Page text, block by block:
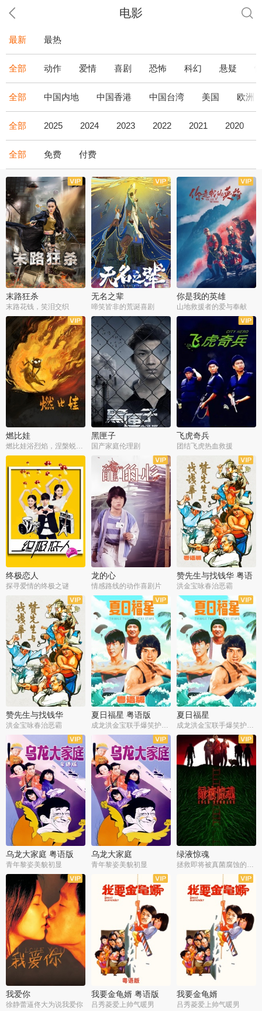
电影
最新 最热
全部 动作 爱情 喜剧 恐怖 科幻 悬疑
全部 中国内地 中国香港 中国台湾 美国 欧洲
全部 2025 2024 2023 2022 2021 2020
全部 免费 付费
末路狂杀
末路花钱，笑泪交织
无名之辈
啼笑皆非的荒诞喜剧
你是我的英雄
山地救援者的爱与奉献
燃比娃
燃比娃浴烈焰，涅槃蜕变成人
黑匣子
国产家庭伦理剧
飞虎奇兵
团结飞虎热血救援
终极恋人
探寻爱情的终极之谜
龙的心
情感路线的动作喜剧片
赞先生与找钱华 粤语
版
洪金宝咏春治恶霸
赞先生与找钱华
洪金宝咏春治恶霸
夏日福星 粤语版
成龙洪金宝联手爆笑护美女
夏日福星
成龙洪金宝联手爆笑护美女
乌龙大家庭 粤语版
青年黎姿美貌初显
乌龙大家庭
青年黎姿美貌初显
绿液惊魂
拯救即将被真菌腐蚀的世界
我爱你
徐静蕾逼佟大为说我爱你
我要金龟婿 粤语版
吕秀菱爱上帅气暖男
我要金龟婿
吕秀菱爱上帅气暖男